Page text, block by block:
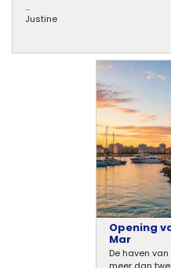
...
Justine
Opening
Mar
De haven
meer dan